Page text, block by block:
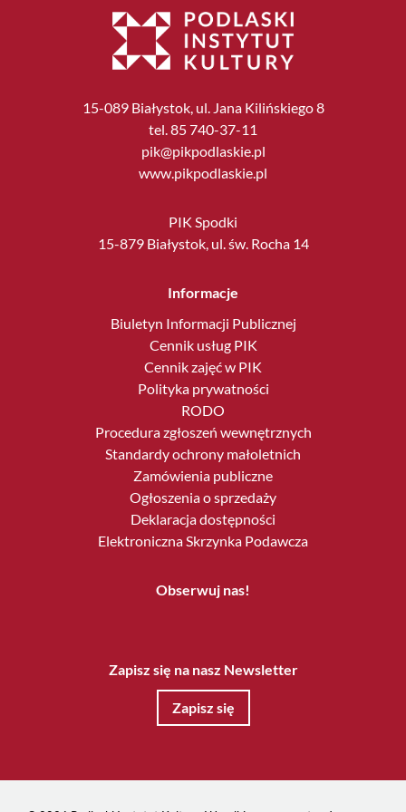
15-089 Białystok, ul. Jana Kilińskiego 8
tel. 85 740-37-11
pik@pikpodlaskie.pl
www.pikpodlaskie.pl
PIK Spodki
15-879 Białystok, ul. św. Rocha 14
Informacje
Biuletyn Informacji Publicznej
Cennik usług PIK
Cennik zajęć w PIK
Polityka prywatności
RODO
Procedura zgłoszeń wewnętrznych
Standardy ochrony małoletnich
Zamówienia publiczne
Ogłoszenia o sprzedaży
Deklaracja dostępności
Elektroniczna Skrzynka Podawcza
Obserwuj nas!
Zapisz się na nasz Newsletter
Zapisz się